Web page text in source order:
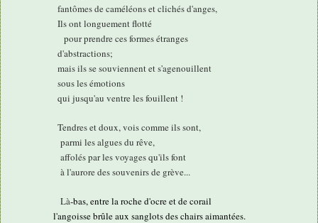
fantômes de caméléons et clichés d'anges,
Ils ont longuement flotté
pour prendre ces formes étranges
d'abstractions;
mais ils se souviennent et s'agenouillent
sous les émotions
qui jusqu'au ventre les fouillent !
Tendres et doux, vois comme ils sont,
parmi les algues du rêve,
affolés par les voyages qu'ils font
à l'aurore des souvenirs de grève...
Là-bas, entre la roche d'ocre et de corail
l'angoisse brûle aux sanglots des chairs aimantées.